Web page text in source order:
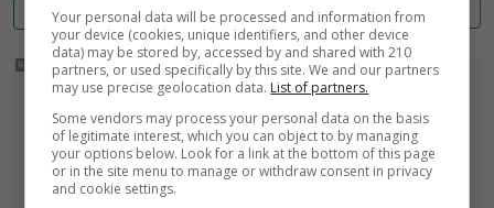
0 Cytuj
Your personal data will be processed and information from
your device (cookies, unique identifiers, and other device
data) may be stored by, accessed by and shared with 210
partners, or used specifically by this site. We and our partners
may use precise geolocation data. List of partners.
Some vendors may process your personal data on the basis
of legitimate interest, which you can object to by managing
your options below. Look for a link at the bottom of this page
or in the site menu to manage or withdraw consent in privacy
and cookie settings.